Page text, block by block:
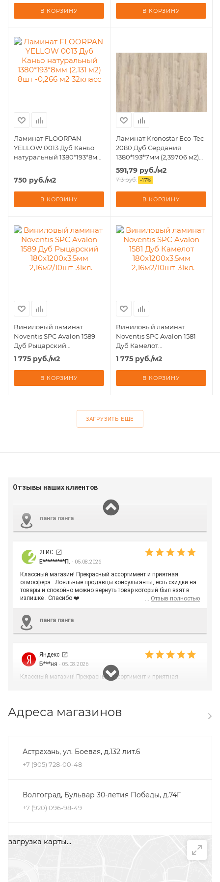
В КОРЗИНУ В КОРЗИНУ
Ламинат FLOORPAN
YELLOW 0013 Дуб Каньо
натуральный 1380*193*8мм
750 руб./м2
В КОРЗИНУ
Ламинат Kronostar Eco-Tec
2080 Дуб Сердания
1380*193*7мм (2,39706 м2)
9шт - 0,266 м2 32 класс
591,79 руб./м2
713руб. -17%
В КОРЗИНУ
Виниловый ламинат
Noventis SPC Avalon 1589
Дуб Рыцарский
180x1200х3.5мм
-2,16м2/10шт-31кл.
1 775 руб./м2
В КОРЗИНУ
Виниловый ламинат
Noventis SPC Avalon 1581
Дуб Камелот
180x1200х3.5мм
-2,16м2/10шт-31кл.
1 775 руб./м2
В КОРЗИНУ
ЗАГРУЗИТЬ ЕЩЕ
Адреса магазинов
Астрахань, ул. Боевая, д.132 лит.6
+7 (905) 728-00-48
Волгоград, Бульвар 30-летия Победы, д.74Г
+7 (920) 096-98-49
Иркутск, ул. Рабочая, строение 18 д, ТЦ
"Стройматериалы"
загрузка карты...